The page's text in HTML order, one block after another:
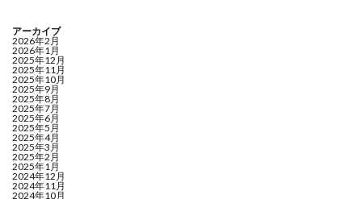
アーカイブ
2026年2月
2026年1月
2025年12月
2025年11月
2025年10月
2025年9月
2025年8月
2025年7月
2025年6月
2025年5月
2025年4月
2025年3月
2025年2月
2025年1月
2024年12月
2024年11月
2024年10月